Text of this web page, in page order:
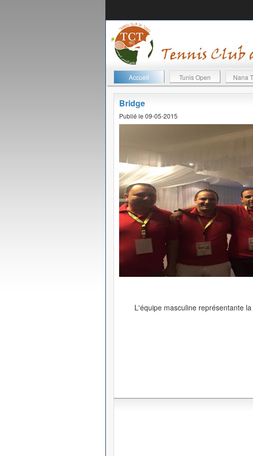
Accueil Tunis Open Nana
Bridge
Publié le 09-05-2015
L'équipe masculine représentante